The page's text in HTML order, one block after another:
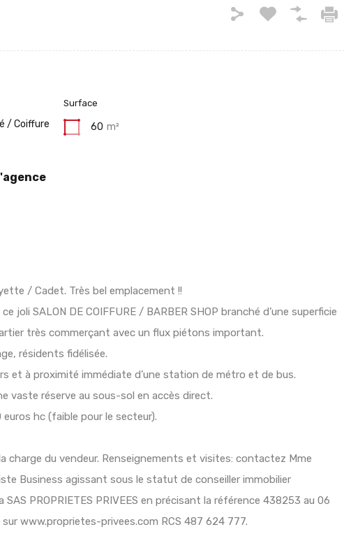
/ Coiffure
Surface
60 m²
/ Cadet. Très bel emplacement !!
joli SALON DE COIFFURE / BARBER SHOP branché d’une superficie
très commerçant avec un flux piétons important.
résidents fidélisée.
et à proximité immédiate d’une station de métro et de bus.
vaste réserve au sous-sol en accès direct.
hc (faible pour le secteur).
charge du vendeur. Renseignements et visites: contactez Mme
Business agissant sous le statut de conseiller immobilier
PROPRIETES PRIVEES en précisant la référence 438253 au 06
www.proprietes-privees.com RCS 487 624 777.